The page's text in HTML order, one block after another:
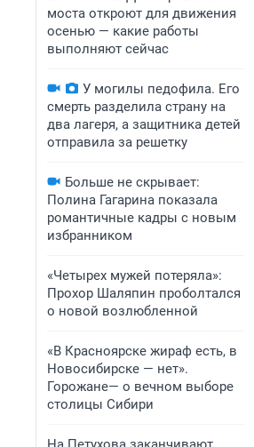
моста откроют для движения
осенью — какие работы
выполняют сейчас
У могилы педофила. Его
смерть разделила страну на
два лагеря, а защитника детей
отправила за решетку
Больше не скрывает:
Полина Гагарина показала
романтичные кадры с новым
избранником
«Четырех мужей потеряла»:
Прохор Шаляпин проболтался
о новой возлюбленной
«В Красноярске жираф есть, в
Новосибирске — нет».
Горожане— о вечном выборе
столицы Сибири